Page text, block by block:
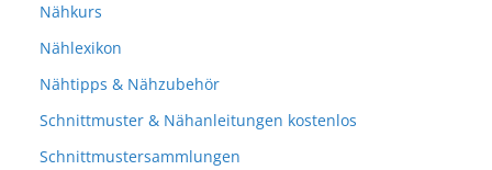
Nähkurs
Nählexikon
Nähtipps & Nähzubehör
Schnittmuster & Nähanleitungen kostenlos
Schnittmustersammlungen